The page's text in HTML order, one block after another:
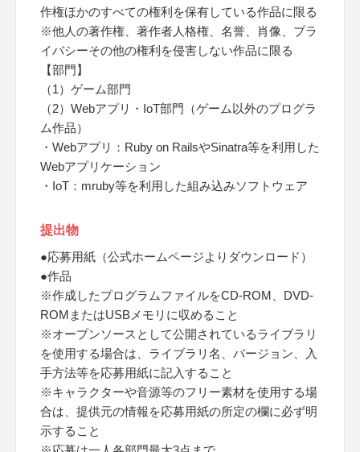
作権ほかのすべての権利を保有している作品に限る
※他人の著作権、著作者人格権、名誉、肖像、プラ
イバシーその他の権利を侵害しない作品に限る
【部門】
（1）ゲーム部門
（2）Webアプリ・IoT部門（ゲーム以外のプログラ
ム作品）
・Webアプリ：Ruby on RailsやSinatra等を利用した
Webアプリケーション
・IoT：mruby等を利用した組み込みソフトウェア
提出物
●応募用紙（公式ホームページよりダウンロード）
●作品
※作成したプログラムファイルをCD-ROM、DVD-
ROMまたはUSBメモリに収めること
※オープンソースとして公開されているライブラリ
を使用する場合は、ライブラリ名、バージョン、入
手方法等を応募用紙に記入すること
※キャラクターや音源等のフリー素材を使用する場
合は、提供元の情報を応募用紙の所定の欄に必ず明
示すること